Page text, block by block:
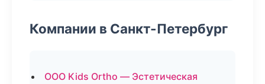
Компании в Санкт-Петербург
ООО Kids Ortho — Эстетическая